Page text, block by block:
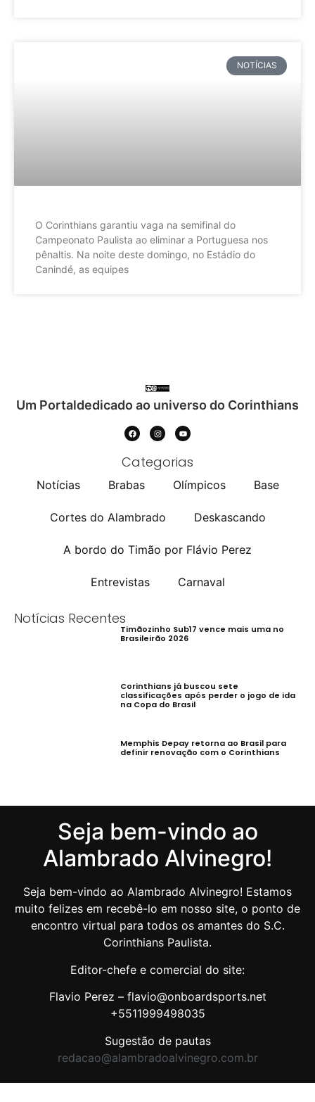
NOTÍCIAS
O Corinthians garantiu vaga na semifinal do
Campeonato Paulista ao eliminar a Portuguesa nos
pênaltis. Na noite deste domingo, no Estádio do
Canindé, as equipes
Um Portaldedicado ao universo do Corinthians
Categorias
Notícias Brabas Olímpicos Base
Cortes do Alambrado Deskascando
A bordo do Timão por Flávio Perez
Entrevistas Carnaval
Notícias Recentes
Timãozinho Sub17 vence mais uma no
Brasileirão 2026
Corinthians já buscou sete
classificações após perder o jogo de ida
na Copa do Brasil
Memphis Depay retorna ao Brasil para
definir renovação com o Corinthians
Seja bem-vindo ao
Alambrado Alvinegro!
Seja bem-vindo ao Alambrado Alvinegro! Estamos
muito felizes em recebê-lo em nosso site, o ponto de
encontro virtual para todos os amantes do S.C.
Corinthians Paulista.
Editor-chefe e comercial do site:
Flavio Perez – flavio@onboardsports.net
+5511999498035
Sugestão de pautas
redacao@alambradoalvinegro.com.br